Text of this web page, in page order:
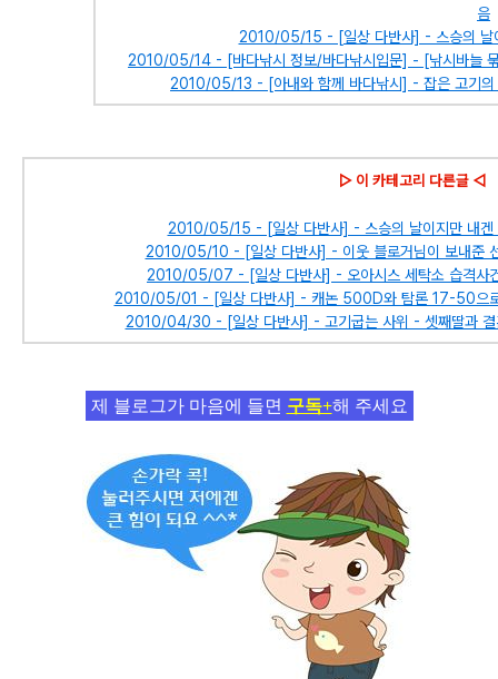
음
2010/05/15 - [일상 다반사] - 스승의 날
2010/05/14 - [바다낚시 정보/바다낚시입문] - [낚시바늘
2010/05/13 - [아내와 함께 바다낚시] - 잡은 고기의
▷ 이 카테고리 다른글 ◁
2010/05/15 - [일상 다반사] - 스승의 날이지만 내겐
2010/05/10 - [일상 다반사] - 이웃 블로거님이 보내준
2010/05/07 - [일상 다반사] - 오아시스 세탁소 습격사
2010/05/01 - [일상 다반사] - 캐논 500D와 탐론 17-50으로
2010/04/30 - [일상 다반사] - 고기굽는 사위 - 셋째딸과 결
제 블로그가 마음에 들면 구독+해 주세요